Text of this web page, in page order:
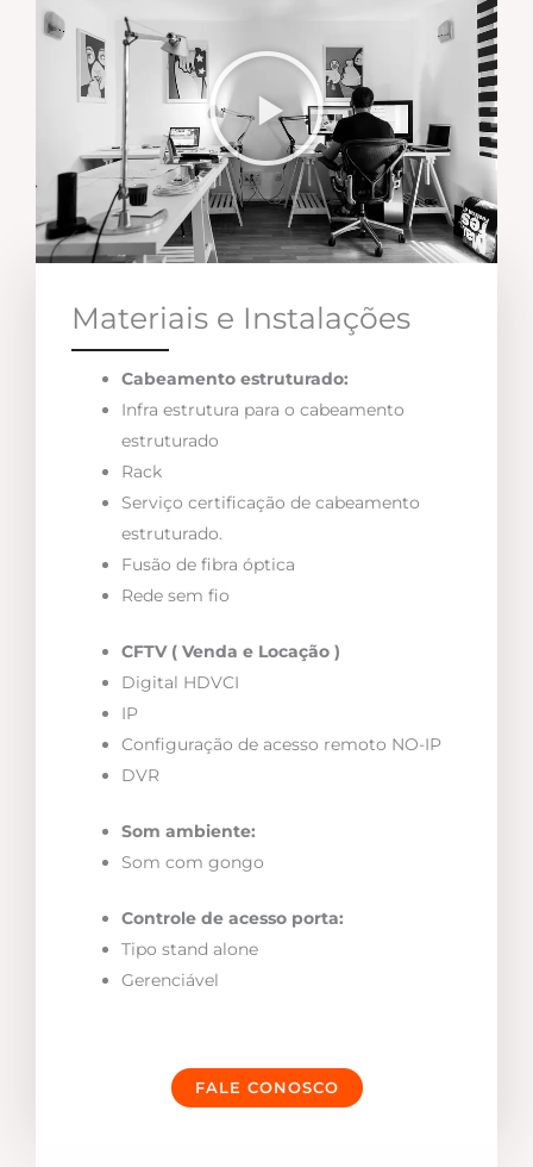
Materiais e Instalações
Cabeamento estruturado:
Infra estrutura para o cabeamento
estruturado
Rack
Serviço certificação de cabeamento
estruturado.
Fusão de fibra óptica
Rede sem fio
CFTV ( Venda e Locação )
Digital HDVCI
IP
Configuração de acesso remoto NO-IP
DVR
Som ambiente:
Som com gongo
Controle de acesso porta:
Tipo stand alone
Gerenciável
FALE CONOSCO